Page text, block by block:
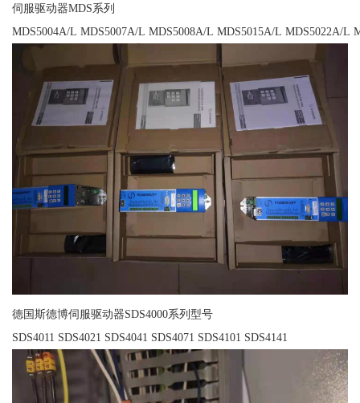
伺服驱动器MDS系列
MDS5004A/L MDS5007A/L MDS5008A/L MDS5015A/L MDS5022A/
德国斯德博伺服驱动器SDS4000系列型号
SDS4011 SDS4021 SDS4041 SDS4071 SDS4101 SDS4141